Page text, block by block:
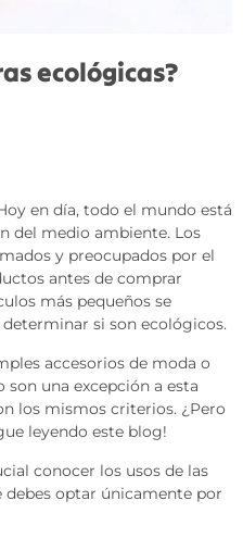
ecológicas?
en día, todo el mundo está
del medio ambiente. Los
y preocupados por el
antes de comprar
más pequeños se
si son ecológicos.
accesorios de moda o
una excepción a esta
los mismos criterios. ¿Pero
leyendo este blog!
conocer los usos de las
debes optar únicamente por